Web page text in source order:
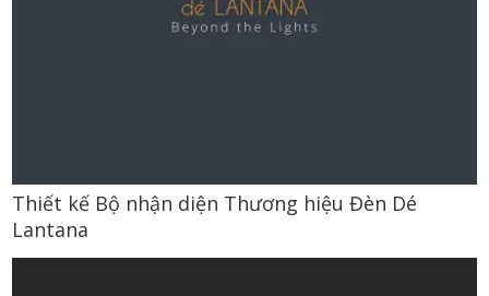
Thiết kế Bộ nhận diện Thương hiệu Đèn Dé
Lantana